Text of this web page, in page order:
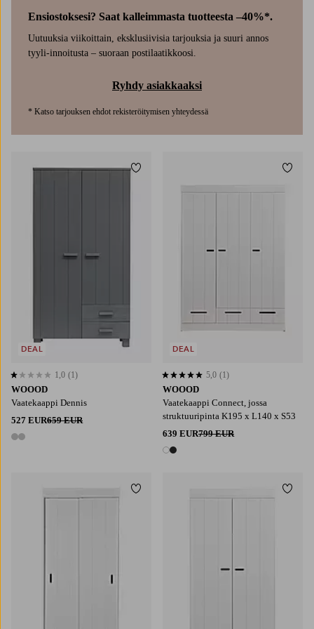
Ensiostoksesi? Saat kalleimmasta tuotteesta –40%*.
Uutuuksia viikoittain, eksklusiivisia tarjouksia ja suuri annos
tyyli-innoitusta – suoraan postilaatikkoosi.
Ryhdy asiakkaaksi
* Katso tarjouksen ehdot rekisteröitymisen yhteydessä
WOOOD
Vaatekaappi Dennis
527 EUR659 EUR
2 värejä
1,0 perustuen 1 arvosanaan
1,0 (1)
DEAL
Lisää suosikkeihin
WOOOD
Vaatekaappi Connect, jossa
struktuuripinta K195 x L140 x S53
639 EUR799 EUR
2 värejä
5,0 perustuen 1 arvosanaan
5,0 (1)
DEAL
Lisää suosikkeihin